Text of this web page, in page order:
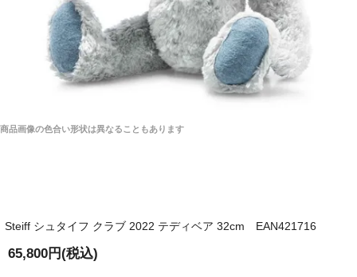
商品画像の色合い形状は異なることもあります
Steiff シュタイフ クラブ 2022 テディベア 32cm EAN421716
65,800円(税込)